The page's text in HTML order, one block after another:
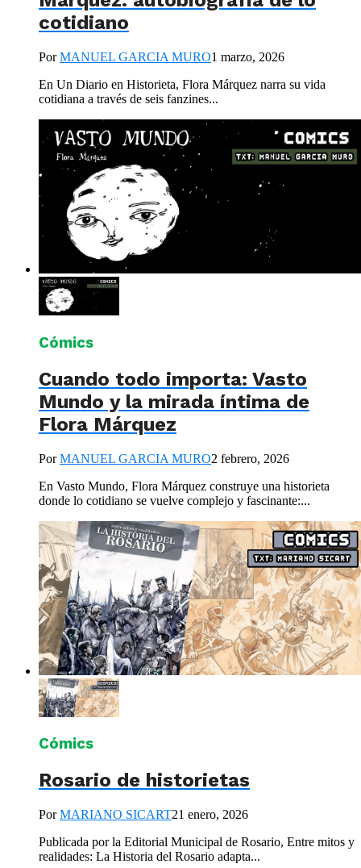
cotidiano
PorMANUEL GARCIA MURO1 marzo, 2026
En Un Diario en Historieta, Flora Márquez narra su vida
cotidiana a través de seis fanzines...
Cómics
Cuando todo importa: Vasto
Mundo y la mirada íntima de
Flora Márquez
PorMANUEL GARCIA MURO2 febrero, 2026
En Vasto Mundo, Flora Márquez construye una historieta
donde lo cotidiano se vuelve complejo y fascinante:...
Cómics
Rosario de historietas
PorMARIANO SICART21 enero, 2026
Publicada por la Editorial Municipal de Rosario, Entre mitos y
realidades: La Historia del Rosario adapta...